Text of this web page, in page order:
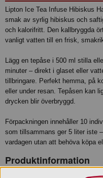
Lipton Ice Tea Infuse Hibiskus
smak av syrlig hibiskus och
och kalorifritt. Den kallbryggda
vanligt vatten till en frisk,
Lägg en tepåse i 500 ml stilla
minuter – direkt i glaset eller
tillbringare. Perfekt hemma, på
eller under resan. Tepåsen kan
drycken blir överbryggd.
Förpackningen innehåller 10
som tillsammans ger 5 liter iste
vardagen utan att behöva köpa
Produktinformation